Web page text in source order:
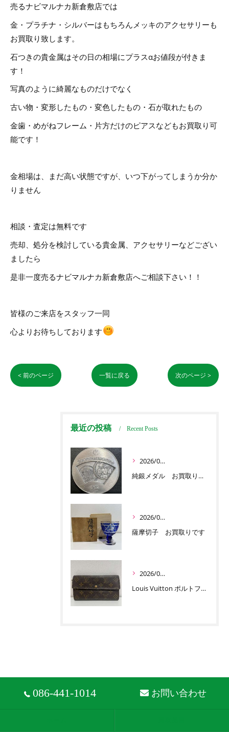
売るナビマルナカ新倉敷店では
金・プラチナ・シルバーはもちろんメッキのアクセサリーも
お買取り致します。
石つきの貴金属はその日の相場にプラスαお値段が付きま
す！
写真のように綺麗なものだけでなく
古い物・変形したもの・変色したもの・石が取れたもの
金歯・めがねフレーム・片方だけのピアスなどもお買取り可
能です！
金相場は、まだ高い状態ですが、いつ下がってしまうか分か
りません
相談・査定は無料です
売却、処分を検討している貴金属、アクセサリーなどござい
ましたら
是非一度売るナビマルナカ新倉敷店へご相談下さい！！
皆様のご来店をスタッフ一同
心よりお待ちしております
< 前のページ 一覧に戻る 次のページ >
最近の投稿 Recent Posts
2026/07/03
純銀メダル お買取りです
2026/07/01
薩摩切子 お買取りです
2026/06/30
Louis Vuitton ポルトフォイユ サラ お買取りです
086-441-1014 お問い合わせ